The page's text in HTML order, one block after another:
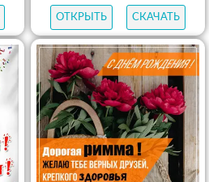
ОТКРЫТЬ СКАЧАТЬ